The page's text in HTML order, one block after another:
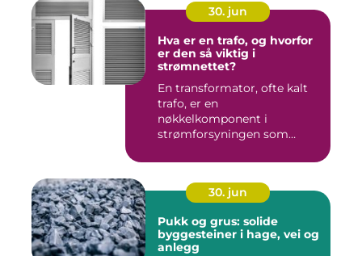
30. jun
Hva er en trafo, og hvorfor
er den så viktig i
strømnettet?
En transformator, ofte kalt
trafo, er en
nøkkelkomponent i
strømforsyningen som
30. jun
Pukk og grus: solide
byggesteiner i hage, vei og
anlegg